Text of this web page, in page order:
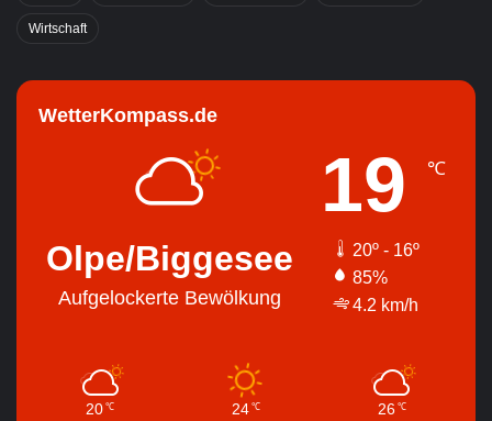
Wirtschaft
WetterKompass.de
Olpe/Biggesee
Aufgelockerte Bewölkung
19 ℃
20º - 16º
85%
4.2 km/h
20 ℃ 24 ℃ 26 ℃